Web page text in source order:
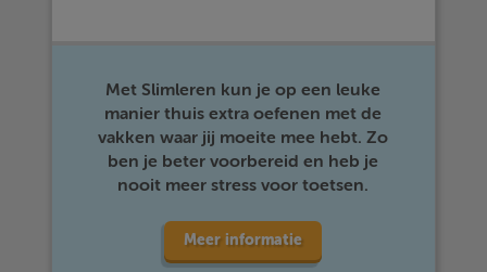
Met Slimleren kun je op een leuke
manier thuis extra oefenen met de
vakken waar jij moeite mee hebt. Zo
ben je beter voorbereid en heb je
nooit meer stress voor toetsen.
Meer informatie